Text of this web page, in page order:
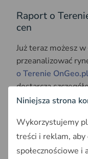
Raport o
cen
Już teraz możesz
przeanalizować
o Terenie OnGeo.pl
dostarcza
mieszkań i działek
Mapę cen:
ułatwiająca
Niniejsza strona
Wykorzystujemy
treści i reklam,
społecznościowe i